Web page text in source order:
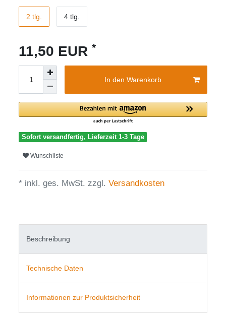
2 tlg. 4 tlg.
11,50 EUR*
In den Warenkorb
Sofort versandfertig, Lieferzeit 1-3 Tage
Wunschliste
* inkl. ges. MwSt. zzgl. Versandkosten
Beschreibung
Technische Daten
Informationen zur Produktsicherheit